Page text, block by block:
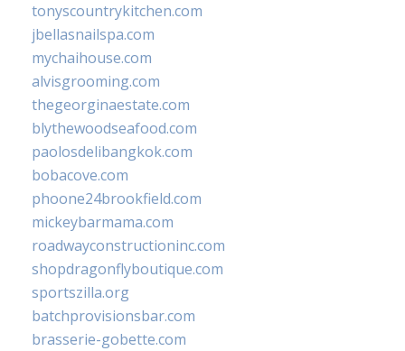
tonyscountrykitchen.com
jbellasnailspa.com
mychaihouse.com
alvisgrooming.com
thegeorginaestate.com
blythewoodseafood.com
paolosdelibangkok.com
bobacove.com
phoone24brookfield.com
mickeybarmama.com
roadwayconstructioninc.com
shopdragonflyboutique.com
sportszilla.org
batchprovisionsbar.com
brasserie-gobette.com